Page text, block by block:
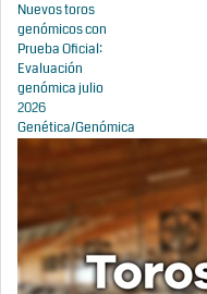
Nuevos toros
genómicos con
Prueba Oficial:
Evaluación
genómica julio
2026
Genética/Genómica